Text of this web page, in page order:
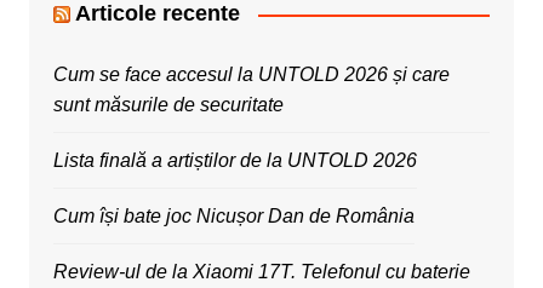
Articole recente
Cum se face accesul la UNTOLD 2026 și care
sunt măsurile de securitate
Lista finală a artiștilor de la UNTOLD 2026
Cum își bate joc Nicușor Dan de România
Review-ul de la Xiaomi 17T. Telefonul cu baterie